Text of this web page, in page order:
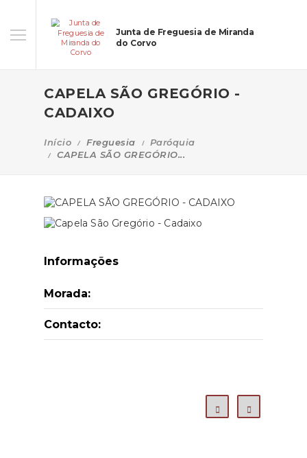
Junta de Freguesia de Miranda
do Corvo
CAPELA SÃO GREGÓRIO -
CADAIXO
Início Freguesia
Paróquia
CAPELA SÃO GREGÓRIO...
Informações
Morada:
Contacto: